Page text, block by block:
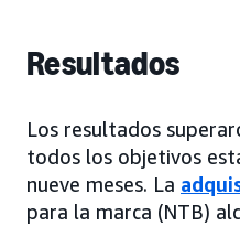
Resultados
Los resultados
todos los objetivos
nueve meses. La
para la marca (NTB)